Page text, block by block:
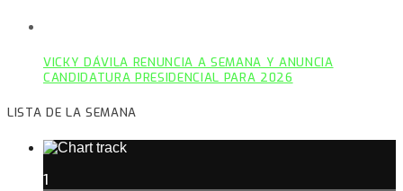
VICKY DÁVILA RENUNCIA A SEMANA Y ANUNCIA
CANDIDATURA PRESIDENCIAL PARA 2026
LISTA DE LA SEMANA
1